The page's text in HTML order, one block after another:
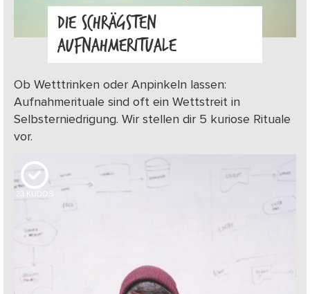
DIE SCHRÄGSTEN
AUFNAHMERITUALE
Ob Wetttrinken oder Anpinkeln lassen:
Aufnahmerituale sind oft ein Wettstreit in
Selbsterniedrigung. Wir stellen dir 5 kuriose Rituale
vor.
23 KUDOS